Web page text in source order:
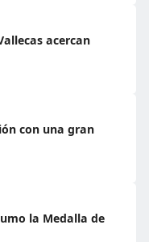
acercan
con una gran
la Medalla de